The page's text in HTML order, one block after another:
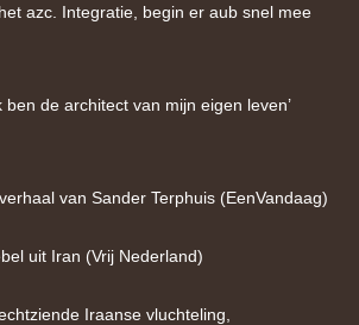
azc. Integratie, begin er aub snel mee
ben de architect van mijn eigen leven’
van Sander Terphuis (EenVandaag)
uit Iran (Vrij Nederland)
Iraanse vluchteling,